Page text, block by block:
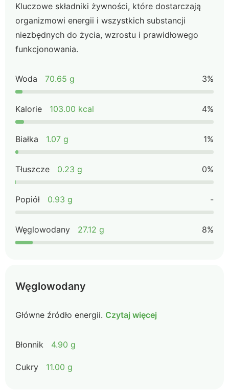
Kluczowe składniki żywności, które dostarczają
organizmowi energii i wszystkich substancji
niezbędnych do życia, wzrostu i prawidłowego
funkcjonowania.
Woda 70.65 g 3%
Kalorie 103.00 kcal 4%
Białka 1.07 g 1%
Tłuszcze 0.23 g 0%
Popiół 0.93 g -
Węglowodany 27.12 g 8%
Węglowodany
Główne źródło energii. Czytaj więcej
Błonnik 4.90 g
Cukry 11.00 g